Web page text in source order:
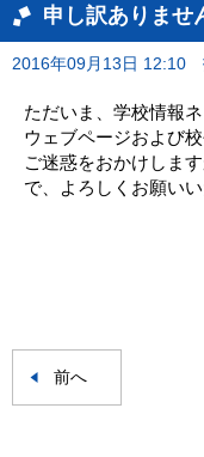
申し訳ありませ
2016年09月13日 12:10
ただいま、学校情報
ウェブページおよび
ご迷惑をおかけしま
で、よろしくお願いい
前へ